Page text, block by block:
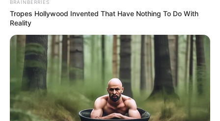
állítása szerint Sulyok ügyvédként a földmaffia
tagjaként játszott át magyar termőföldeket osztrák
tulajdonba. A vádak szerint mindez strómanokon
és zsebszerződéseken keresztül történt, tudatosan,
pénzért cserébe. A DK politikusa szerint ez nem
egyszerű jogi vita, hanem olyan ügy, amely
bűnszervezetben elkövetett közokirat-hamisítás
gyanúját is felveti. Éppen ezért szerinte
elfogadhatatlan, hogy egy ilyen súlyú történet után
BRAINBERRIES
Tropes Hollywood Invented That Have Nothing To Do With
Reality